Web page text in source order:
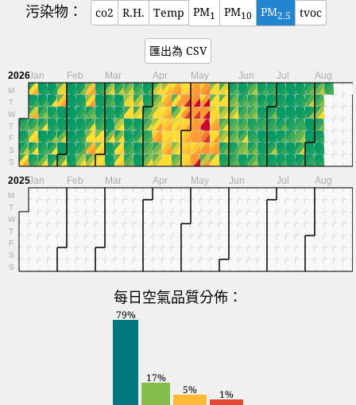
污染物：
co2 R.H. Temp PM1 PM10 PM2.5 tvoc
匯出為 CSV
2026
M
T
W
T
F
S
S
Jan Feb Mar Apr May Jun Jul Aug
2025
M
T
W
T
F
S
S
Jan Feb Mar Apr May Jun Jul Aug
每日空氣品質分佈：
79%
17%
5%
1%